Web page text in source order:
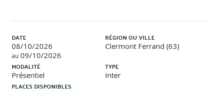
DATE
08/10/2026
au 09/10/2026
RÉGION OU VILLE
Clermont Ferrand (63)
MODALITÉ
Présentiel
TYPE
Inter
PLACES DISPONIBLES